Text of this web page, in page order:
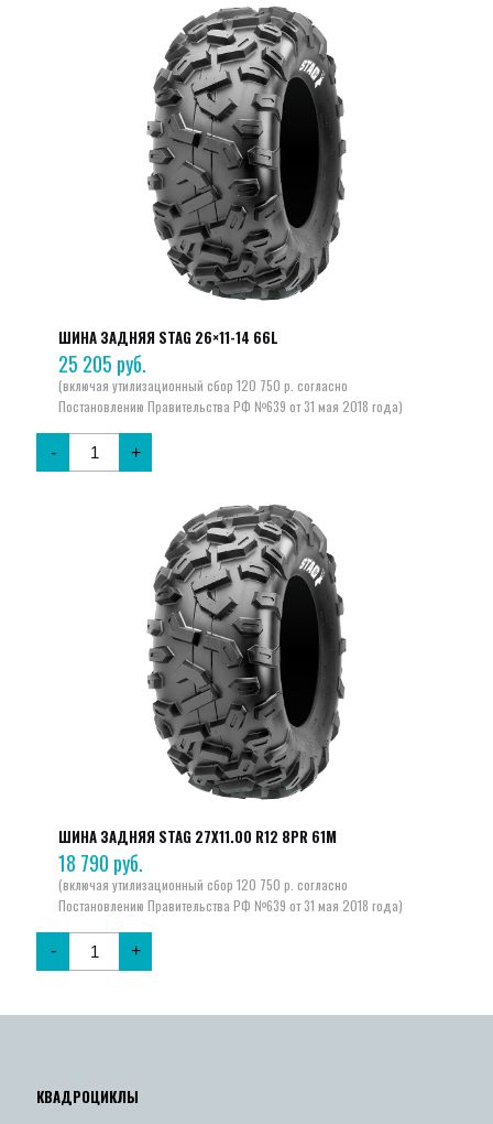
ШИНА ЗАДНЯЯ STAG 26×11-14 66L
25 205 руб.
- +
ШИНА ЗАДНЯЯ STAG 27X11.00 R12 8PR 61M
18 790 руб.
- +
КВАДРОЦИКЛЫ